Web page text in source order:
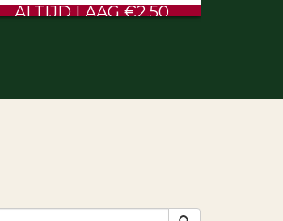
€0.60